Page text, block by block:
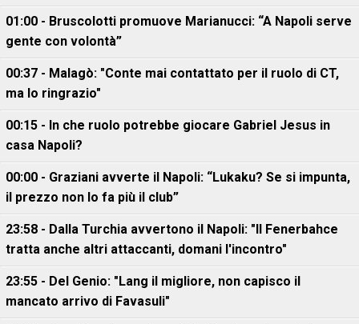
01:00 - Bruscolotti promuove Marianucci: “A Napoli serve
gente con volontà”
00:37 - Malagò: "Conte mai contattato per il ruolo di CT,
ma lo ringrazio"
00:15 - In che ruolo potrebbe giocare Gabriel Jesus in
casa Napoli?
00:00 - Graziani avverte il Napoli: “Lukaku? Se si impunta,
il prezzo non lo fa più il club”
23:58 - Dalla Turchia avvertono il Napoli: "Il Fenerbahce
tratta anche altri attaccanti, domani l'incontro"
23:55 - Del Genio: "Lang il migliore, non capisco il
mancato arrivo di Favasuli"